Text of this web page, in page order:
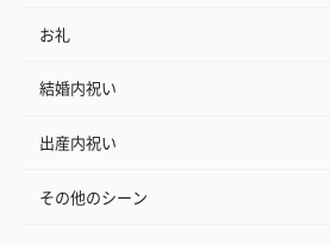
お礼
結婚内祝い
出産内祝い
その他のシーン